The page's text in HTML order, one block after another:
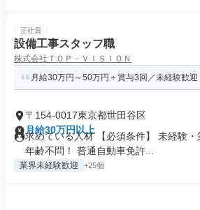
正社員
設備工事スタッフ職
株式会社ＴＯＰ－ＶＩＳＩＯＮ
月給30万円～50万円＋賞与3回／未経験歓迎
〒154-0017東京都世田谷区
月給30万円以上
求めている人材 【必須条件】 未経験・
年齢不問！ 普通自動車免許...
業界未経験歓迎 +25個